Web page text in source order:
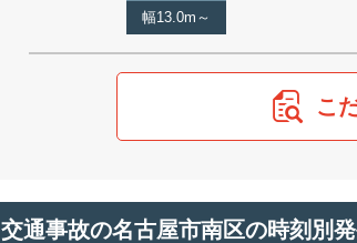
幅13.0m～
こ
交通事故の名古屋市南区の時刻別